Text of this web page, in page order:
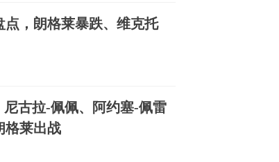
，朗格莱暴跌、维克托
尼古拉-佩佩、阿约塞-佩雷
格莱出战